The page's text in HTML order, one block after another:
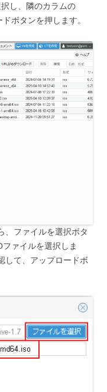
し、隣のカラムの
ボタンを押します。
、ファイルを選択ボタ
ァイルを選択しま
して、アップロードボ